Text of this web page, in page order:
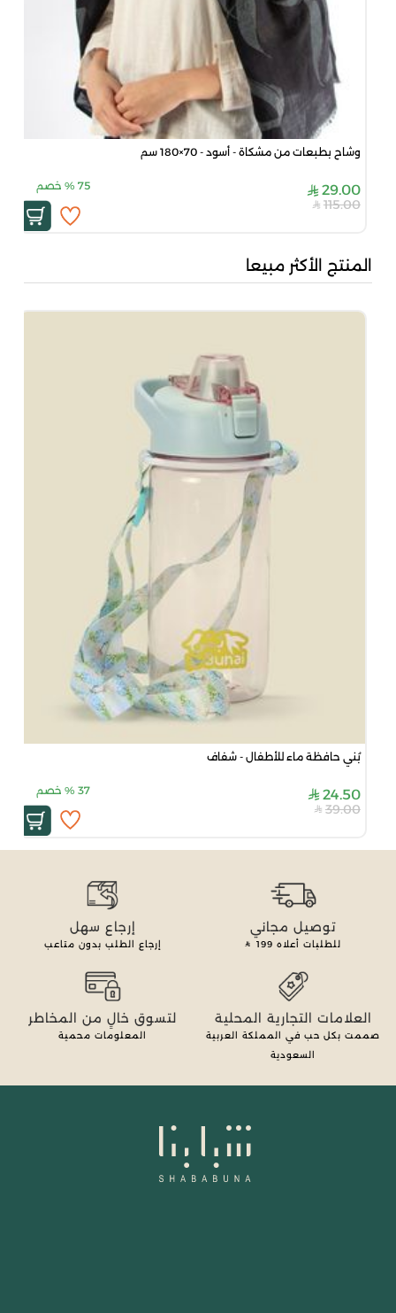
وشاح بطبعات من مشكاة - أسود - 70×180 سم
29.00
75
% خصم
115.00
المنتج الأكثر مبيعا
بُني حافظة ماء للأطفال - شفاف
24.50
37
% خصم
39.00
توصيل مجاني
للطلبات أعلاه 199
إرجاع سهل
إرجاع الطلب بدون متاعب
العلامات التجارية المحلية
صممت بكل حب في المملكة العربية
السعودية
لتسوق خالٍ من المخاطر
المعلومات محمية